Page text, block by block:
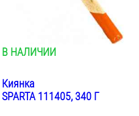
▼ Материал рукояти:
Древесина
▼ Вес инструмента кг:
В НАЛИЧИИ
Киянка
SPARTA 111405, 340 Г